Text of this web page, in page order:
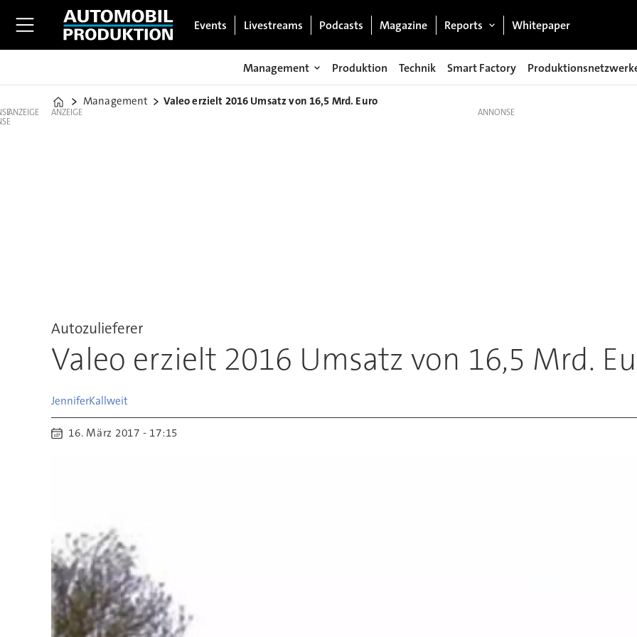
Events Livestreams Podcasts Magazine Reports Whitepaper
Management Produktion Technik Smart Factory
Home
Management Valeo erzielt 2016 Umsatz von 16,5 Mrd. Euro
ANZEIGE ANZEIGE
Autozulieferer
Valeo erzielt 2016 Umsatz von 16,5 Mrd.
JenniferKallweit
16. März 2017 - 17:15